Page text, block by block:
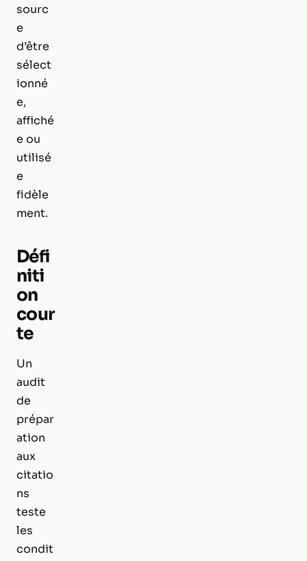
sourc
e
d’être
sélect
ionné
e,
affiché
e ou
utilisé
e
fidèle
ment.
Défi
niti
on
cour
te
Un
audit
de
prépar
ation
aux
citatio
ns
teste
les
condit